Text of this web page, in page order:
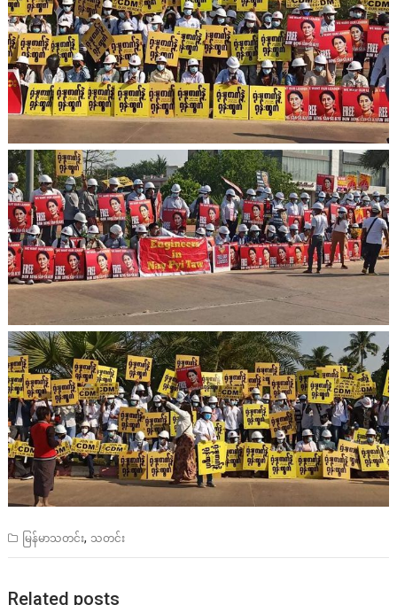
မြန်မာသတင်း, သတင်း
Related posts